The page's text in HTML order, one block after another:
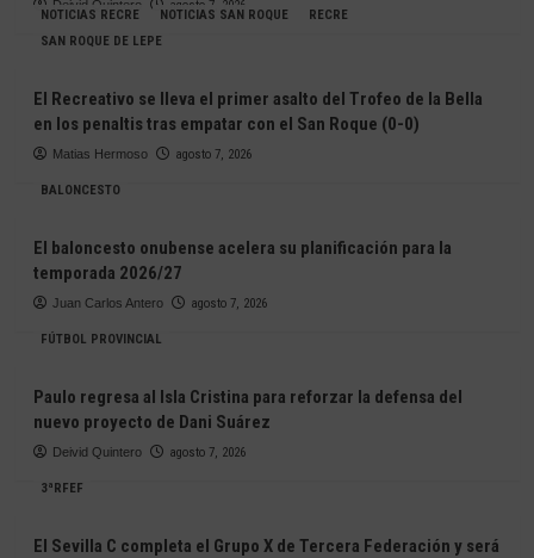
Deivid Quintero agosto 7, 2026
NOTICIAS RECRE NOTICIAS SAN ROQUE
RECRE
SAN ROQUE DE LEPE
El Recreativo se lleva el primer asalto del Trofeo de la Bella
en los penaltis tras empatar con el San Roque (0-0)
Matias Hermoso agosto 7, 2026
BALONCESTO
El baloncesto onubense acelera su planificación para la
temporada 2026/27
Juan Carlos Antero agosto 7, 2026
FÚTBOL PROVINCIAL
Paulo regresa al Isla Cristina para reforzar la defensa del
nuevo proyecto de Dani Suárez
Deivid Quintero agosto 7, 2026
3ªRFEF
El Sevilla C completa el Grupo X de Tercera Federación y será